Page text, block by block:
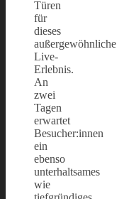
Türen
für
dieses
außergewöhnliche
Live-
Erlebnis.
An
zwei
Tagen
erwartet
Besucher:innen
ein
ebenso
unterhaltsames
wie